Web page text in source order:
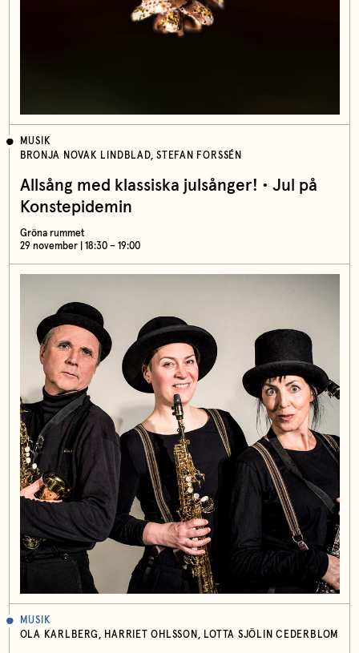
MUSIK
BRONJA NOVAK LINDBLAD, STEFAN FORSSÉN
Allsång med klassiska julsånger! • Jul på
Konstepidemin
Gröna rummet
29 november | 18:30 – 19:00
MUSIK
OLA KARLBERG, HARRIET OHLSSON, LOTTA SJÖLIN CEDERBLOM